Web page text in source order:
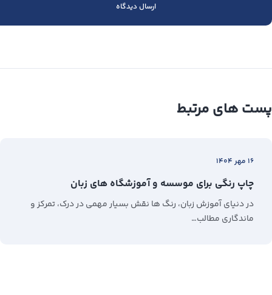
پست های مرتبط
۱۶ مهر ۱۴۰۴
چاپ رنگی برای موسسه و آموزشگاه های زبان
در دنیای آموزش زبان، رنگ‌ ها نقش بسیار مهمی در درک، تمرکز و
ماندگاری مطالب…